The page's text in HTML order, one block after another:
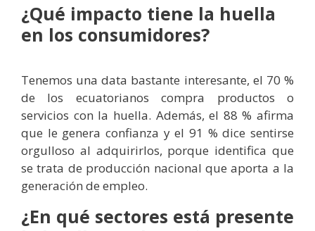
¿Qué impacto tiene la huella
en los consumidores?
Tenemos una data bastante interesante, el 70 %
de los ecuatorianos compra productos o
servicios con la huella. Además, el 88 % afirma
que le genera confianza y el 91 % dice sentirse
orgulloso al adquirirlos, porque identifica que
se trata de producción nacional que aporta a la
generación de empleo.
¿En qué sectores está presente